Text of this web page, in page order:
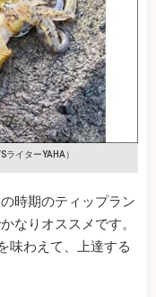
ライターYAHA）
時期のティップラン
なりオススメです。
味わえて、上達する